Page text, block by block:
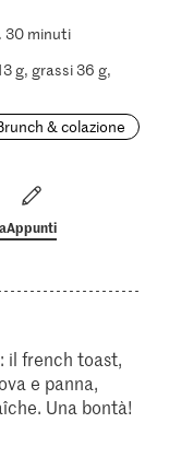
30 minuti
g, grassi 36 g,
& colazione
Appunti
il french toast,
e panna,
Una bontà!